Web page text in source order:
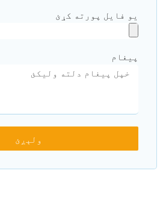
یو فایل پورته کړئ
پیغام
ولېږئ